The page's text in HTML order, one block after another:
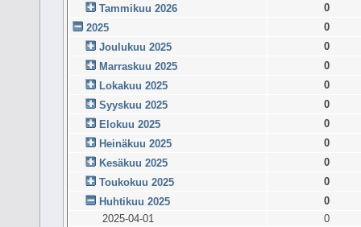
Tammikuu 2026
0
2025
0
Joulukuu 2025
0
Marraskuu 2025
0
Lokakuu 2025
0
Syyskuu 2025
0
Elokuu 2025
0
Heinäkuu 2025
0
Kesäkuu 2025
0
Toukokuu 2025
0
Huhtikuu 2025
0
2025-04-01
0